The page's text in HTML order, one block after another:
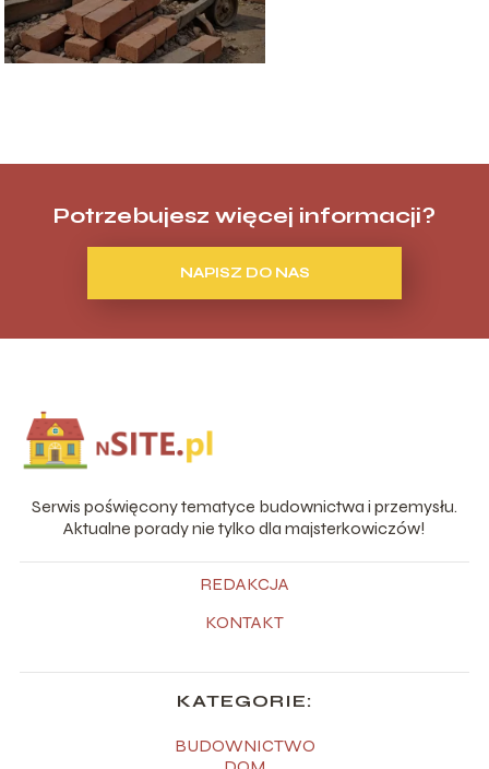
Potrzebujesz więcej informacji?
NAPISZ DO NAS
Serwis poświęcony tematyce budownictwa i przemysłu.
Aktualne porady nie tylko dla majsterkowiczów!
REDAKCJA
KONTAKT
KATEGORIE:
BUDOWNICTWO